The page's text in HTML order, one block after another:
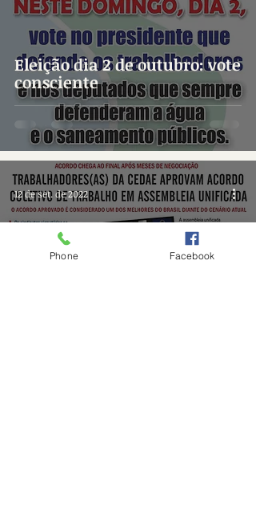
Eleição dia 2 de outubro: vote
consciente
12 de set. de 2022
Phone Facebook